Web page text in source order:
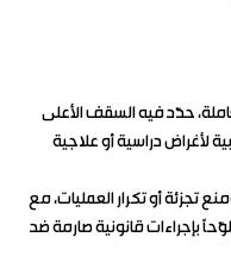
حدّد فيه السقف الأعلى
لأغراض دراسية أو علاجية
تجزئة أو تكرار العمليات، مع
بإجراءات قانونية صارمة ضد